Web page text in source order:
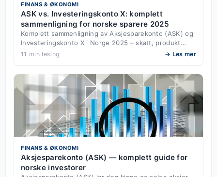
FINANS & ØKONOMI
ASK vs. Investeringskonto X: komplett
sammenligning for norske sparere 2025
Komplett sammenligning av Aksjesparekonto (ASK) og
Investeringskonto X i Norge 2025 – skatt, produkt…
11 min lesing → Les mer
FINANS & ØKONOMI
Aksjesparekonto (ASK) — komplett guide for
norske investorer